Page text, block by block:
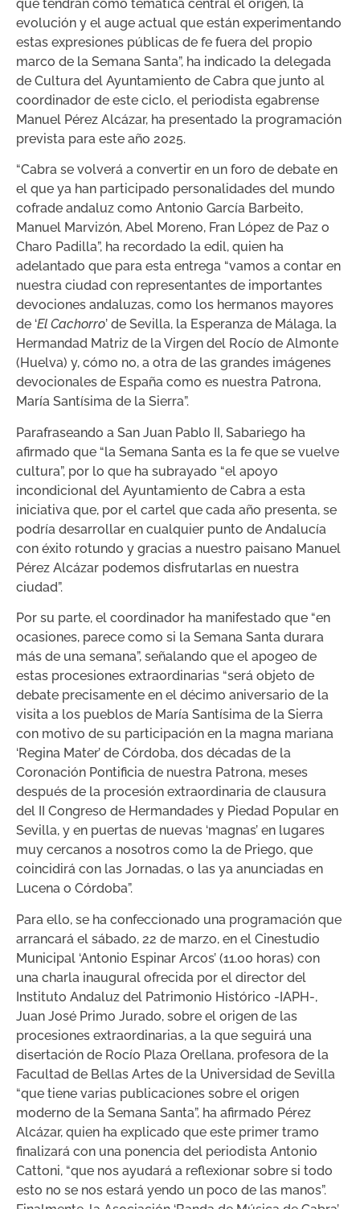
que tendrán como temática central el origen, la
evolución y el auge actual que están experimentando
estas expresiones públicas de fe fuera del propio
marco de la Semana Santa”, ha indicado la delegada
de Cultura del Ayuntamiento de Cabra que junto al
coordinador de este ciclo, el periodista egabrense
Manuel Pérez Alcázar, ha presentado la programación
prevista para este año 2025.
“Cabra se volverá a convertir en un foro de debate en
el que ya han participado personalidades del mundo
cofrade andaluz como Antonio García Barbeito,
Manuel Marvizón, Abel Moreno, Fran López de Paz o
Charo Padilla”, ha recordado la edil, quien ha
adelantado que para esta entrega “vamos a contar en
nuestra ciudad con representantes de importantes
devociones andaluzas, como los hermanos mayores
de ‘El Cachorro’ de Sevilla, la Esperanza de Málaga, la
Hermandad Matriz de la Virgen del Rocío de Almonte
(Huelva) y, cómo no, a otra de las grandes imágenes
devocionales de España como es nuestra Patrona,
María Santísima de la Sierra”.
Parafraseando a San Juan Pablo II, Sabariego ha
afirmado que “la Semana Santa es la fe que se vuelve
cultura”, por lo que ha subrayado “el apoyo
incondicional del Ayuntamiento de Cabra a esta
iniciativa que, por el cartel que cada año presenta, se
podría desarrollar en cualquier punto de Andalucía
con éxito rotundo y gracias a nuestro paisano Manuel
Pérez Alcázar podemos disfrutarlas en nuestra
ciudad”.
Por su parte, el coordinador ha manifestado que “en
ocasiones, parece como si la Semana Santa durara
más de una semana”, señalando que el apogeo de
estas procesiones extraordinarias “será objeto de
debate precisamente en el décimo aniversario de la
visita a los pueblos de María Santísima de la Sierra
con motivo de su participación en la magna mariana
‘Regina Mater’ de Córdoba, dos décadas de la
Coronación Pontificia de nuestra Patrona, meses
después de la procesión extraordinaria de clausura
del II Congreso de Hermandades y Piedad Popular en
Sevilla, y en puertas de nuevas ‘magnas’ en lugares
muy cercanos a nosotros como la de Priego, que
coincidirá con las Jornadas, o las ya anunciadas en
Lucena o Córdoba”.
Para ello, se ha confeccionado una programación que
arrancará el sábado, 22 de marzo, en el Cinestudio
Municipal ‘Antonio Espinar Arcos’ (11.00 horas) con
una charla inaugural ofrecida por el director del
Instituto Andaluz del Patrimonio Histórico -IAPH-,
Juan José Primo Jurado, sobre el origen de las
procesiones extraordinarias, a la que seguirá una
disertación de Rocío Plaza Orellana, profesora de la
Facultad de Bellas Artes de la Universidad de Sevilla
“que tiene varias publicaciones sobre el origen
moderno de la Semana Santa”, ha afirmado Pérez
Alcázar, quien ha explicado que este primer tramo
finalizará con una ponencia del periodista Antonio
Cattoni, “que nos ayudará a reflexionar sobre si todo
esto no se nos estará yendo un poco de las manos”.